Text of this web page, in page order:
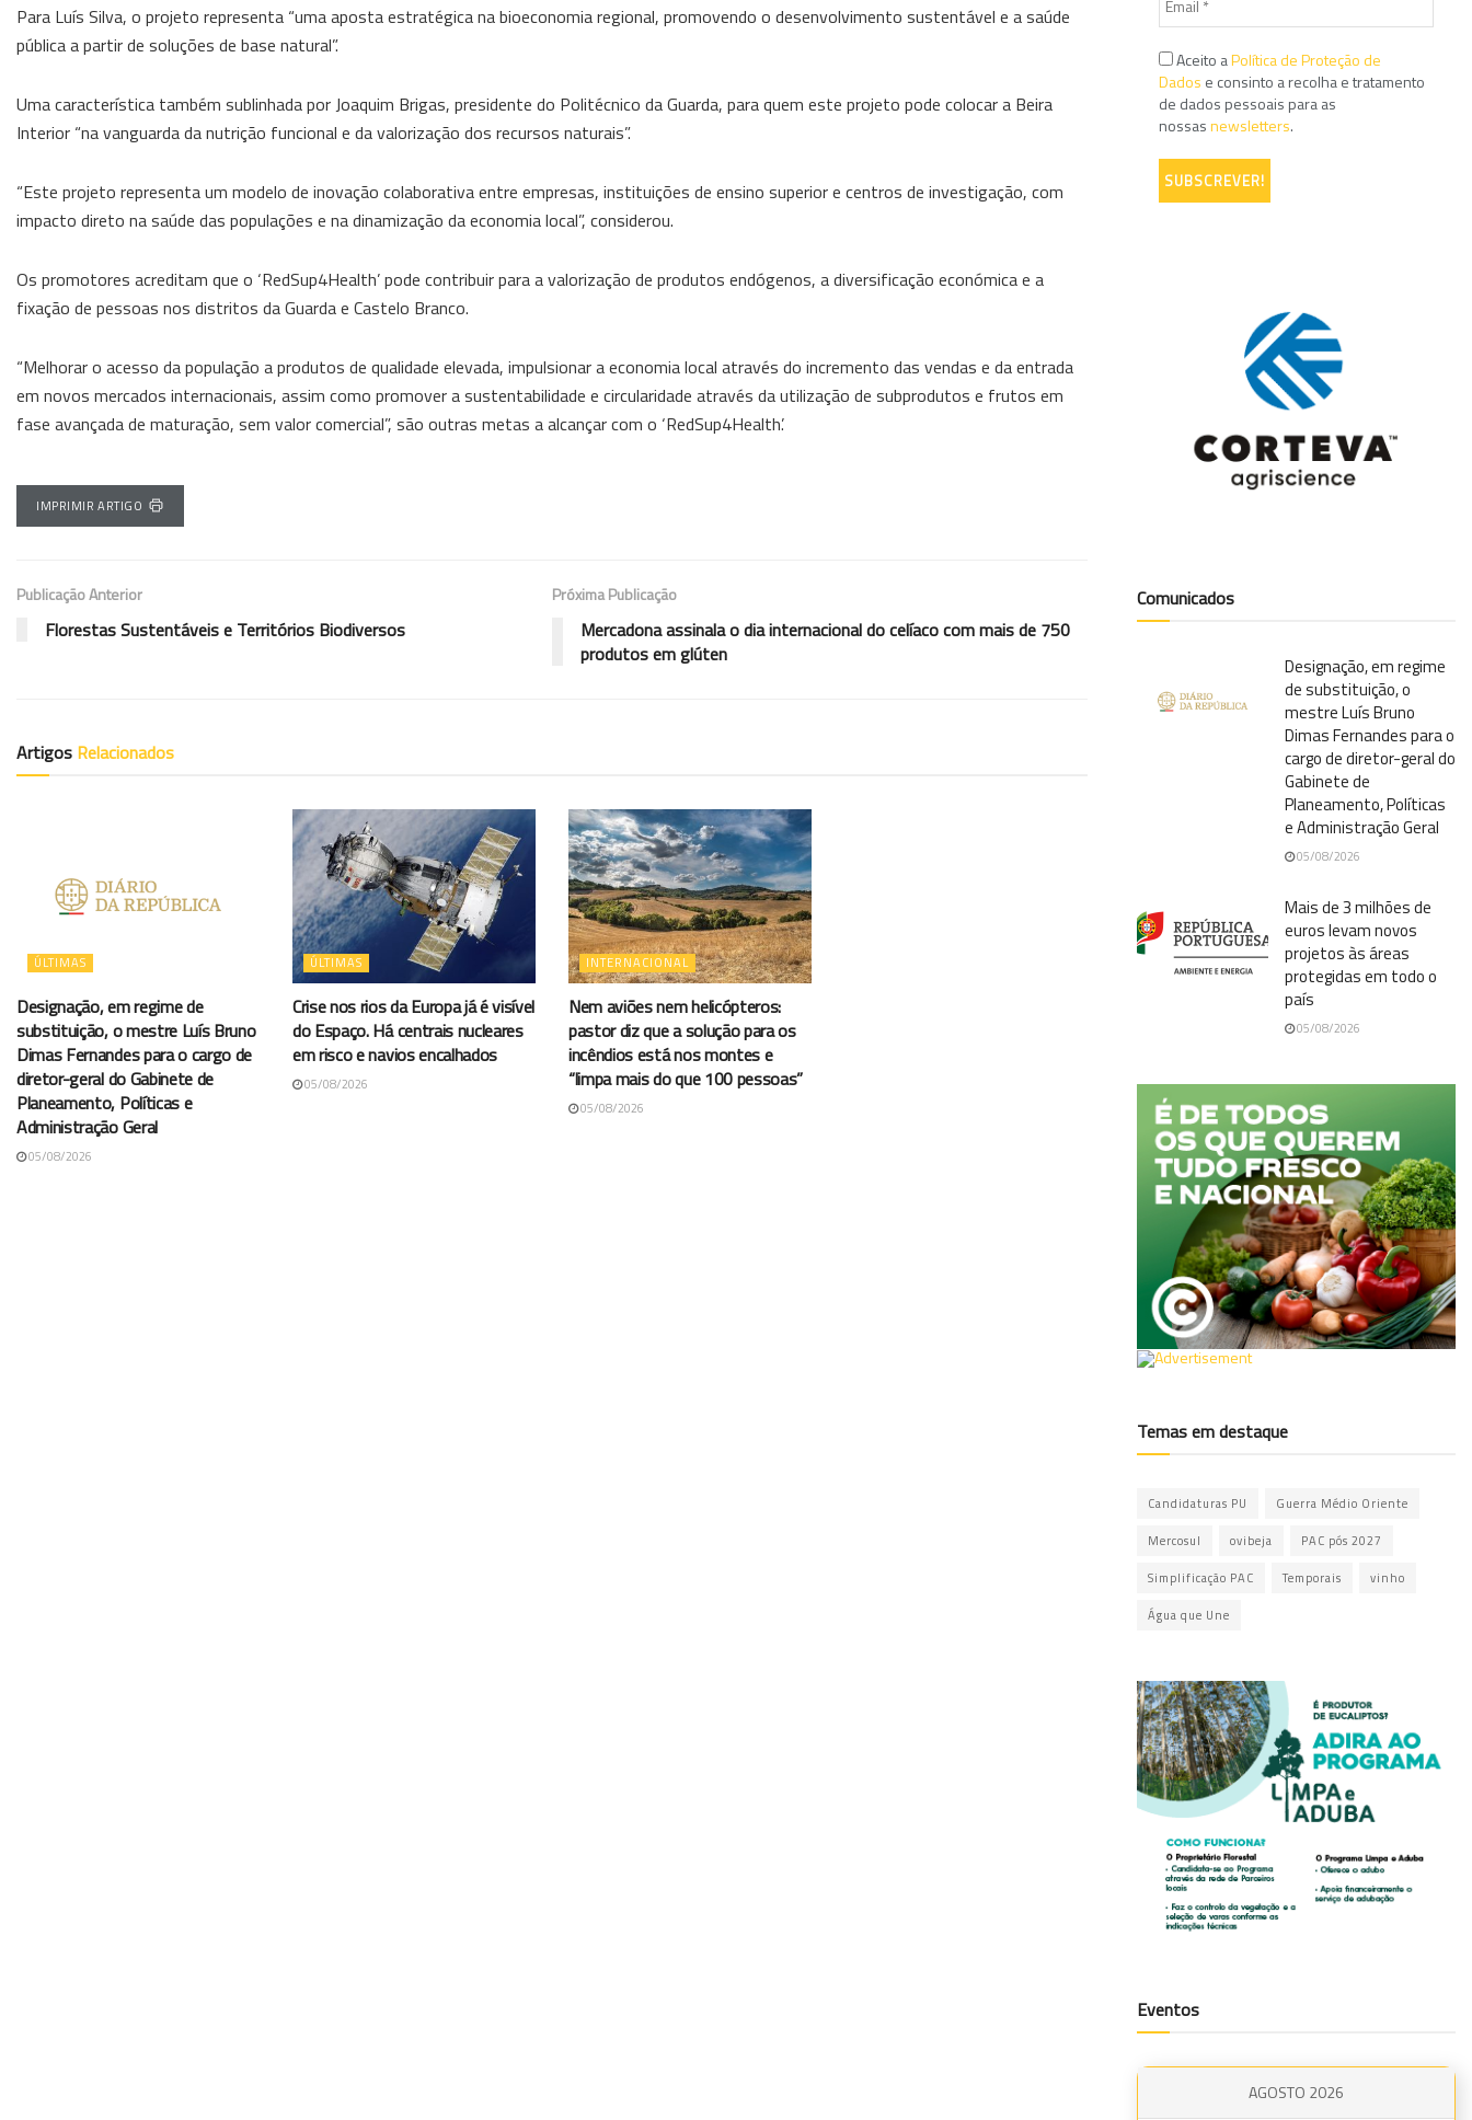
Para Luís Silva, o projeto representa “uma aposta estratégica na bioeconomia regional, promovendo o desenvolvimento sustentável e a saúde
pública a partir de soluções de base natural”.
Uma característica também sublinhada por Joaquim Brigas, presidente do Politécnico da Guarda, para quem este projeto pode colocar a Beira
Interior “na vanguarda da nutrição funcional e da valorização dos recursos naturais”.
“Este projeto representa um modelo de inovação colaborativa entre empresas, instituições de ensino superior e centros de investigação, com
impacto direto na saúde das populações e na dinamização da economia local”, considerou.
Os promotores acreditam que o ‘RedSup4Health’ pode contribuir para a valorização de produtos endógenos, a diversificação económica e a
fixação de pessoas nos distritos da Guarda e Castelo Branco.
“Melhorar o acesso da população a produtos de qualidade elevada, impulsionar a economia local através do incremento das vendas e da entrada
em novos mercados internacionais, assim como promover a sustentabilidade e circularidade através da utilização de subprodutos e frutos em
fase avançada de maturação, sem valor comercial”, são outras metas a alcançar com o ‘RedSup4Health’.
IMPRIMIR ARTIGO
Publicação Anterior
Florestas Sustentáveis e Territórios Biodiversos
Próxima Publicação
Mercadona assinala o dia internacional do celíaco com mais de 750
produtos em glúten
Artigos Relacionados
ÚLTIMAS
Designação, em regime de
substituição, o mestre Luís Bruno
Dimas Fernandes para o cargo de
diretor-geral do Gabinete de
Planeamento, Políticas e
Administração Geral
05/08/2026
ÚLTIMAS
Crise nos rios da Europa já é visível
do Espaço. Há centrais nucleares
em risco e navios encalhados
05/08/2026
INTERNACIONAL
Nem aviões nem helicópteros:
pastor diz que a solução para os
incêndios está nos montes e
“limpa mais do que 100 pessoas”
05/08/2026
Aceito aPolítica de Proteção de
Dados e consinto a recolha e tratamento
de dados pessoais para as
nossasnewsletters.
Comunicados
Designação, em regime
de substituição, o
mestre Luís Bruno
Dimas Fernandes para o
cargo de diretor-geral do
Gabinete de
Planeamento, Políticas
e Administração Geral
05/08/2026
Mais de 3 milhões de
euros levam novos
projetos às áreas
protegidas em todo o
país
05/08/2026
Temas em destaque
Candidaturas PU Guerra Médio Oriente
Mercosul ovibeja PAC pós 2027
Simplificação PAC Temporais vinho
Água que Une
Eventos
AGOSTO 2026